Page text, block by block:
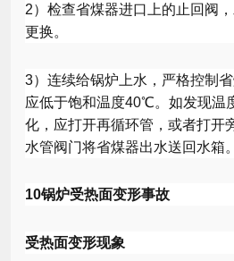
2）检查省煤器进口上的止回阀
更换。
3）连续给锅炉上水，严格控制
应低于饱和温度40℃。如发现温
化，应打开再循环管，或者打开
水管阀门将省煤器出水送回水箱。
10锅炉受热面变形事故
受热面变形现象